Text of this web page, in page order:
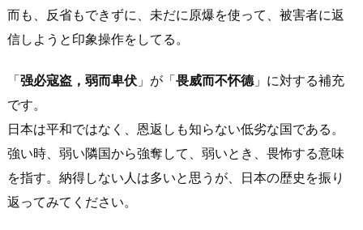
而も、反省もできずに、未だに原爆を使って、被害者に返
信しようと印象操作をしてる。
「强必寇盗，弱而卑伏 」が「畏威而不怀德」に対する補充
です。
日本は平和ではなく、恩返しも知らない低劣な国である。
強い時、弱い隣国から強奪して、弱いとき、畏怖する意味
を指す。納得しない人は多いと思うが、日本の歴史を振り
返ってみてください。